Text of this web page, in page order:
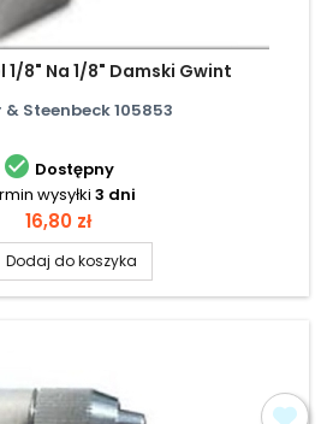
1/8" Na 1/8" Damski Gwint
Steenbeck 105853
 Dostępny
wysyłki 3 dni
Cena
16,80 zł
Dodaj do koszyka